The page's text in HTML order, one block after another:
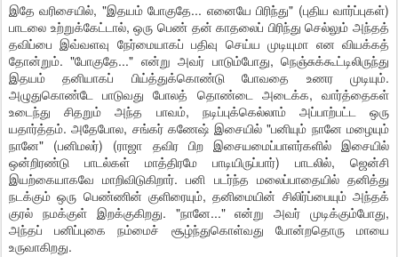
இதே வரிசையில், "இதயம் போகுதே... எனையே பிரிந்து" (புதிய வார்ப்புகள்)
பாடலை உற்றுக்கேட்டால், ஒரு பெண் தன் காதலைப் பிரிந்து செல்லும் அந்தத்
தவிப்பை இவ்வளவு நேர்மையாகப் பதிவு செய்ய முடியுமா என வியக்கத்
தோன்றும். "போகுதே..." என்று அவர் பாடும்போது, நெஞ்சுக்கூட்டிலிருந்து
இதயம் தனியாகப் பிய்த்துக்கொண்டு போவதை உணர முடியும்.
அழுதுகொண்டே பாடுவது போலத் தொண்டை அடைக்க, வார்த்தைகள்
உடைந்து சிதறும் அந்த பாவம், நடிப்புக்கெல்லாம் அப்பாற்பட்ட ஒரு
யதார்த்தம். அதேபோல, சங்கர் கணேஷ் இசையில் "பனியும் நானே மழையும்
நானே" (பனிமலர்) (ராஜா தவிர பிற இசையமைப்பாளர்களில் இசையில்
ஒன்றிரண்டு பாடல்கள் மாத்திரமே பாடியிருப்பார்) பாடலில், ஜென்சி
இயற்கையாகவே மாறிவிடுகிறார். பனி படர்ந்த மலைப்பாதையில் தனித்து
நடக்கும் ஒரு பெண்ணின் குளிரையும், தனிமையின் சிலிர்ப்பையும் அந்தக்
குரல் நமக்குள் இறக்குகிறது. "நானே..." என்று அவர் முடிக்கும்போது,
அந்தப் பனிப்புகை நம்மைச் சூழ்ந்துகொள்வது போன்றதொரு மாயை
உருவாகிறது.